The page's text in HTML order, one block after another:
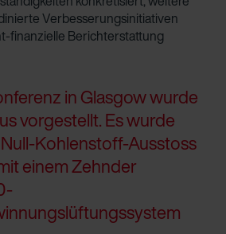
Verbesserungsinitiativen
finanzielle Berichterstattung
in Glasgow wurde
vorgestellt. Es wurde
Kohlenstoff-Ausstoss
einem Zehnder